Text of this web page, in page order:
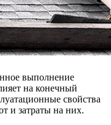
выполнение
на конечный
свойства
и затраты на них.